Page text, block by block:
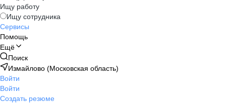
Ищу работу
Ищу сотрудника
Сервисы
Помощь
Ещё
Поиск
Измайлово (Московская область)
Войти
Войти
Создать резюме